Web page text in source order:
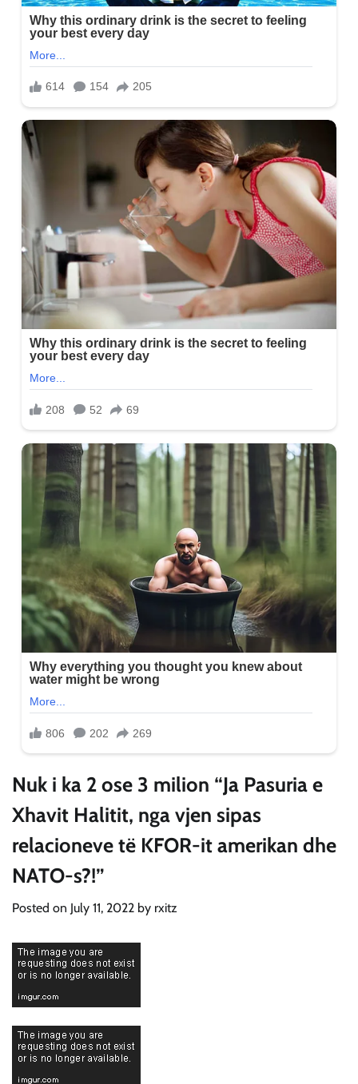
Nuk i ka 2 ose 3 milion “Ja Pasuria e
Xhavit Halitit, nga vjen sipas
relacioneve të KFOR-it amerikan dhe
NATO-s?!”
Posted on July 11, 2022 by rxitz